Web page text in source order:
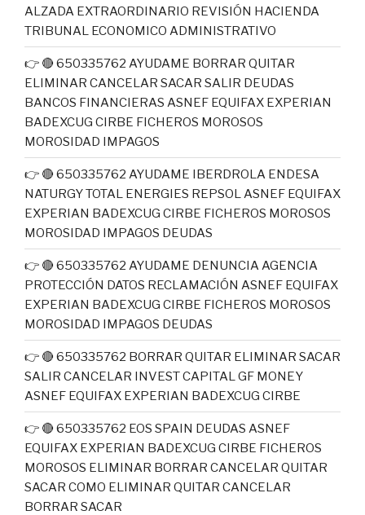
ALZADA EXTRAORDINARIO REVISIÓN HACIENDA
TRIBUNAL ECONOMICO ADMINISTRATIVO
👉 🔴 650335762 AYUDAME BORRAR QUITAR
ELIMINAR CANCELAR SACAR SALIR DEUDAS
BANCOS FINANCIERAS ASNEF EQUIFAX EXPERIAN
BADEXCUG CIRBE FICHEROS MOROSOS
MOROSIDAD IMPAGOS
👉 🔴 650335762 AYUDAME IBERDROLA ENDESA
NATURGY TOTAL ENERGIES REPSOL ASNEF EQUIFAX
EXPERIAN BADEXCUG CIRBE FICHEROS MOROSOS
MOROSIDAD IMPAGOS DEUDAS
👉 🔴 650335762 AYUDAME DENUNCIA AGENCIA
PROTECCIÓN DATOS RECLAMACIÓN ASNEF EQUIFAX
EXPERIAN BADEXCUG CIRBE FICHEROS MOROSOS
MOROSIDAD IMPAGOS DEUDAS
👉 🔴 650335762 BORRAR QUITAR ELIMINAR SACAR
SALIR CANCELAR INVEST CAPITAL GF MONEY
ASNEF EQUIFAX EXPERIAN BADEXCUG CIRBE
👉 🔴 650335762 EOS SPAIN DEUDAS ASNEF
EQUIFAX EXPERIAN BADEXCUG CIRBE FICHEROS
MOROSOS ELIMINAR BORRAR CANCELAR QUITAR
SACAR COMO ELIMINAR QUITAR CANCELAR
BORRAR SACAR